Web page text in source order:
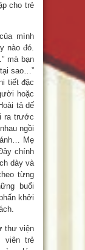
cho trẻ
mình
nào đó.
mà bạn
sao…”
tiết đặc
hoặc
tả dế
ra trước
ngồi
Mẹ
chính
dày và
từng
buổi
khởi
thư viện
viên trẻ